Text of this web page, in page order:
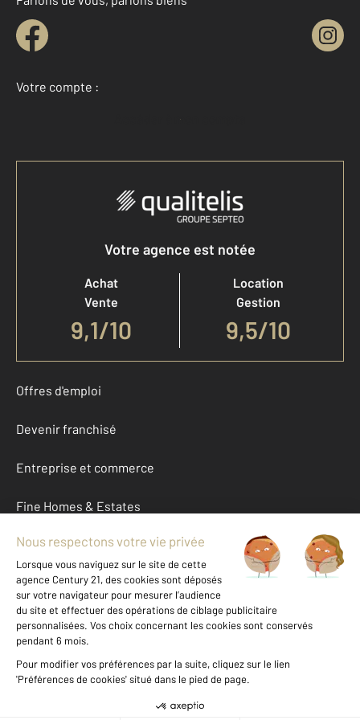
Votre compte :
Accéder à mon compte
Votre agence est notée
Achat
Vente
9,1/10
Location
Gestion
9,5/10
Offres d'emploi
Devenir franchisé
Entreprise et commerce
Fine Homes & Estates
À propos
International
Nous contacter
Données personnelles